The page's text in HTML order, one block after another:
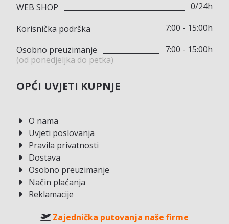
WEB SHOP
0/24h
Korisnička podrška
7:00 - 15:00h
Osobno preuzimanje
(od ponedjeljka do petka)
7:00 - 15:00h
OPĆI UVJETI KUPNJE
O nama
Uvjeti poslovanja
Pravila privatnosti
Dostava
Osobno preuzimanje
Način plaćanja
Reklamacije
Zajednička putovanja naše firme